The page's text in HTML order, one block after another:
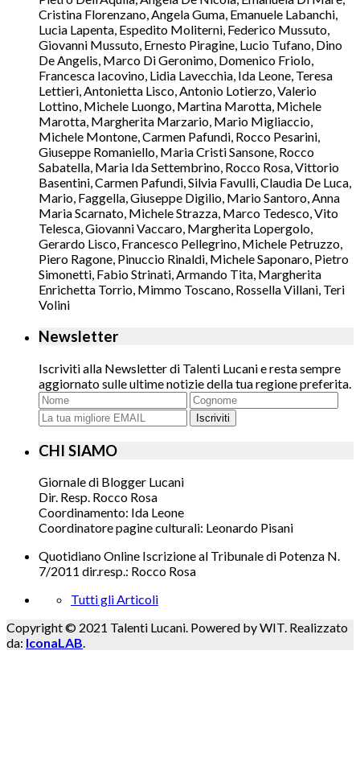
Cristina Florenzano, Angela Guma, Emanuele Labanchi,
Lucia Lapenta, Espedito Moliterni, Federico Mussuto,
Giovanni Mussuto, Ernesto Piragine, Lucio Tufano, Dino
De Angelis, Marco Di Geronimo, Domenico Friolo,
Francesca Iacovino, Lidia Lavecchia, Ida Leone, Teresa
Lettieri, Antonietta Lisco, Antonio Lotierzo, Valerio
Lottino, Michele Luongo, Martina Marotta, Michele
Marotta, Margherita Marzario, Mario Migliaccio,
Michele Montone, Carmen Pafundi, Rocco Pesarini,
Giuseppe Romaniello, Maria Cristi Sansone, Rocco
Sabatella, Maria Ida Settembrino, Rocco Rosa, Vittorio
Basentini, Carmen Pafundi, Silvia Favulli, Claudia De Luca,
Mario, Faggella, Giuseppe Digilio, Mario Santoro, Anna
Maria Scarnato, Michele Strazza, Marco Tedesco, Vito
Telesca, Giovanni Vaccaro, Margherita Lopergolo,
Gerardo Lisco, Francesco Pellegrino, Michele Petruzzo,
Piero Ragone, Pinuccio Rinaldi, Michele Saponaro, Pietro
Simonetti, Fabio Strinati, Armando Tita, Margherita
Enrichetta Torrio, Mimmo Toscano, Rossella Villani, Teri
Volini
Newsletter
Iscriviti alla Newsletter di Talenti Lucani e resta sempre
aggiornato sulle ultime notizie della tua regione preferita.
Iscriviti
CHI SIAMO
Giornale di Blogger Lucani
Dir. Resp. Rocco Rosa
Coordinamento: Ida Leone
Coordinatore pagine culturali: Leonardo Pisani
Quotidiano Online Iscrizione al Tribunale di Potenza N.
7/2011 dir.resp.: Rocco Rosa
Tutti gli Articoli
Copyright © 2021 Talenti Lucani. Powered by WIT. Realizzato
da: IconaLAB.